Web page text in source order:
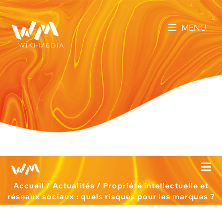
MENU
Accueil/Actualités / Propriété intellectuelle et
réseaux sociaux : quels risques pour les marques ?